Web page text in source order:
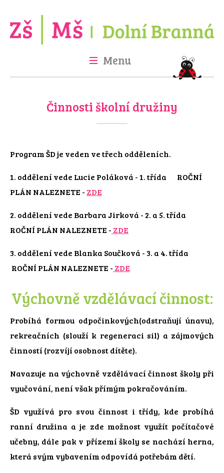
Menu
Úvod Škola Školka
Fotogalerie Projekty
Činnosti školní družiny
Program ŠD je veden ve třech odděleních.
1. oddělení vede Lucie Poláková - 1. třída ROČNÍ
PLÁN NALEZNETE - ZDE
2. oddělení vede Barbara Jirková - 2. a 5. třída
ROČNÍ PLÁN NALEZNETE - ZDE
3. oddělení vede Blanka Součková - 3. a 4. třída
ROČNÍ PLÁN NALEZNETE - ZDE
Výchovně vzdělávací činnost:
Probíhá formou odpočinkových(odstraňují únavu),
rekreačních (slouží k regeneraci sil) a zájmových
činností (rozvíjí osobnost dítěte).
Navazuje na výchovně vzdělávací činnost školy při
vyučování, není však přímým pokračováním.
ŠD využívá pro svou činnost i třídy, kde probíhá
ranní družina a je zde možnost využít počítačové
učebny, dále pak v přízemí školy se nachází herna,
která svým vybavením odpovídá potřebám dětí.